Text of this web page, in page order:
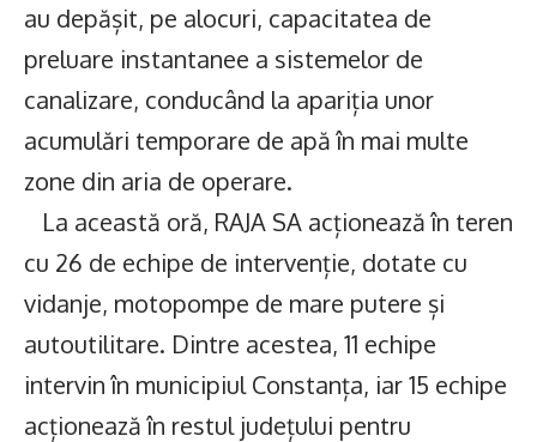
au depășit, pe alocuri, capacitatea de
preluare instantanee a sistemelor de
canalizare, conducând la apariția unor
acumulări temporare de apă în mai multe
zone din aria de operare.
La această oră, RAJA SA acționează în teren
cu 26 de echipe de intervenție, dotate cu
vidanje, motopompe de mare putere și
autoutilitare. Dintre acestea, 11 echipe
intervin în municipiul Constanța, iar 15 echipe
acționează în restul județului pentru